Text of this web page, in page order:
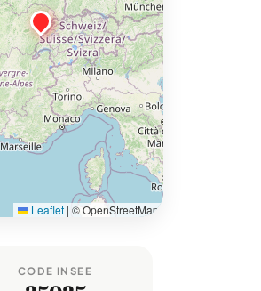
Leaflet | © OpenStreetMap
CODE INSEE